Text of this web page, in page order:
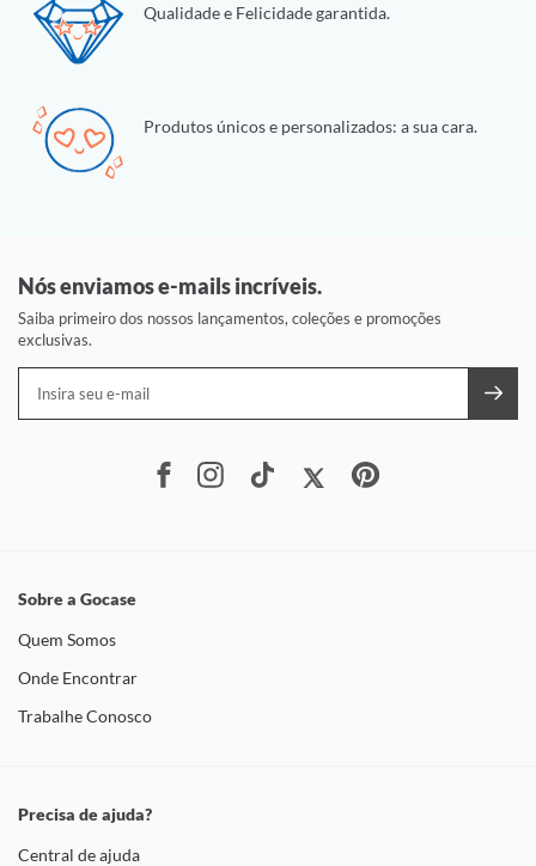
Qualidade e Felicidade garantida.
Produtos únicos e personalizados: a sua cara.
Nós enviamos e-mails incríveis.
Saiba primeiro dos nossos lançamentos, coleções e promoções
exclusivas.
Sobre a Gocase
Quem Somos
Onde Encontrar
Trabalhe Conosco
Precisa de ajuda?
Central de ajuda